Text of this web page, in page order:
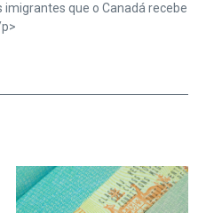
imigrantes que o Canadá recebe